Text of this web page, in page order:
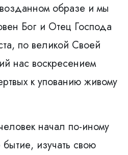
образе и мы
Бог и Отец Господа
по великой Своей
нас воскресением
к упованию живому
начал по-иному
изучать свою